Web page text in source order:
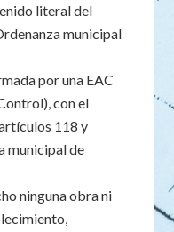
literal del
municipal
por una EAC
con el
118 y
municipal de
ninguna obra ni